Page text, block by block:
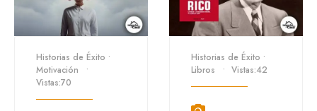
Historias de Éxito •
Motivación
•
Vistas:70
Historias de Éxito •
Libros
• Vistas:42